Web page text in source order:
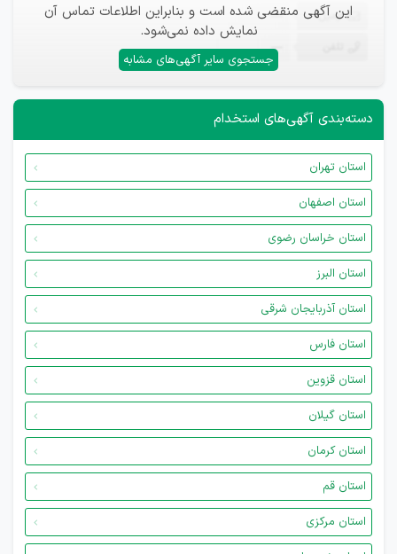
این آگهی منقضی شده است و بنابراین اطلاعات تماس آن
نمایش داده نمی‌شود.
جستجوی سایر آگهی‌های مشابه
ایمیل —
—
دسته‌بندی آگهی‌های استخدام
استان تهران
استان اصفهان
استان خراسان رضوی
استان البرز
استان آذربایجان شرقی
استان فارس
استان قزوین
استان گیلان
استان کرمان
استان قم
استان مرکزی